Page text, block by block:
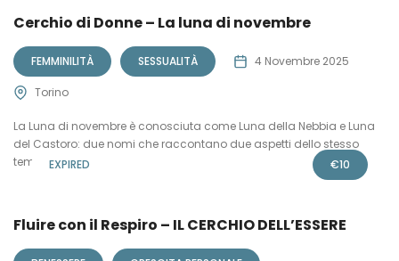
Cerchio di Donne – La luna di novembre
FEMMINILITÀ SESSUALITÀ 4 Novembre 2025
Torino
La Luna di novembre è conosciuta come Luna della Nebbia e Luna
del Castoro: due nomi che raccontano due aspetti dello stesso
tempo.EXPIRED €10
Fluire con il Respiro – IL CERCHIO DELL’ESSERE